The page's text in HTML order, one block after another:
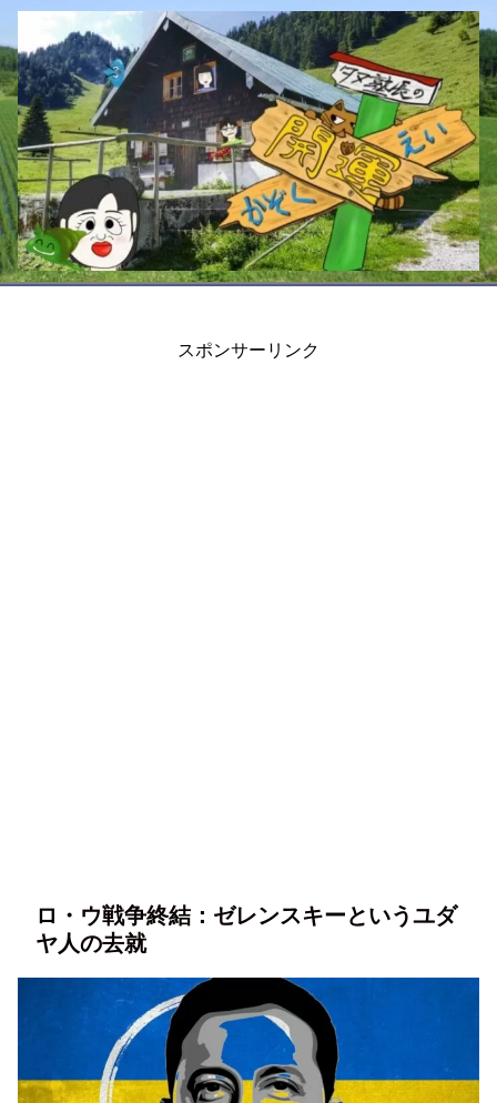
スポンサーリンク
ロ・ウ戦争終結：ゼレンスキーというユダ
ヤ人の去就